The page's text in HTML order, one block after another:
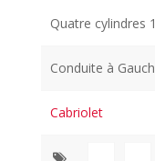
Quatre cylindres
Conduite à
Cabriolet